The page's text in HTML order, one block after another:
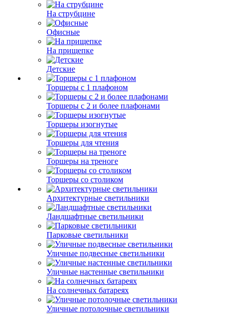
На струбцине
Офисные
На прищепке
Детские
Торшеры с 1 плафоном
Торшеры с 2 и более плафонами
Торшеры изогнутые
Торшеры для чтения
Торшеры на треноге
Торшеры со столиком
Архитектурные светильники
Ландшафтные светильники
Парковые светильники
Уличные подвесные светильники
Уличные настенные светильники
На солнечных батареях
Уличные потолочные светильники